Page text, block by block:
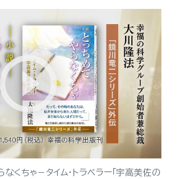
くちゃ－タイム・トラベラー「宇高美佐の